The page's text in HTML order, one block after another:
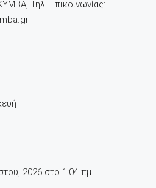
Τηλ. Επικοινωνίας:
2026 στo 1:04 πμ